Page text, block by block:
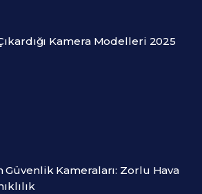
Kamera Modelleri 2025
Güvenlik Kameraları: Zorlu Hava